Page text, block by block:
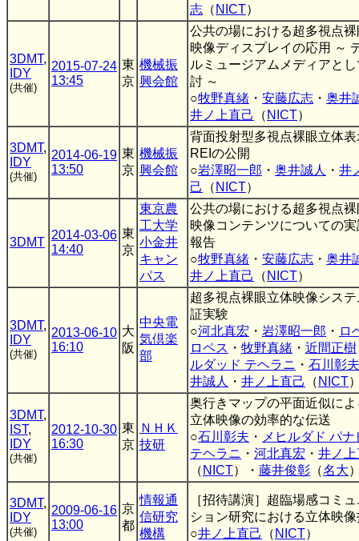
志 （ NICT）
3DMT,
IDY
(共催)
2015-07-24
13:45
東
京
機械振
興会館
公共の場における超多視点
映像ディスプレイの応用 ～
ルミュージアムメディアと
討 ～
○牧野真緒 ・ 安藤広志 ・ 奥井
井ノ上直己
（ NICT）
3DMT,
IDY
(共催)
2014-06-19
13:50
東
京
機械振
興会館
背面投射型多視点裸眼立体
REIの公開
○岩澤昭一郎 ・ 奥井誠人 ・ 井
己
（ NICT）
3DMT
2014-03-06
14:40
東
京
東京農
工大学
小金井
キャン
パス
公共の場における超多視点
映像コンテンツについての
報告
○牧野真緒 ・ 安藤広志 ・ 奥井
井ノ上直己
（ NICT）
3DMT,
IDY
(共催)
2013-06-10
16:10
大
阪
中央電
気倶楽
部
超多視点裸眼立体映像シス
証実験
○河北真宏 ・ 岩澤昭一郎 ・ ロ
ロペス ・ 牧野真緒 ・ 近間正樹
ルダッド テヘラニ ・ 石川彰夫
井誠人
・ 井ノ上直己 （ NICT
3DMT,
IST,
IDY
(共催)
2012-10-30
16:30
東
京
ＮＨＫ
技研
奥行きマップの平面近似に
立体映像の効率的な伝送
○石川彰夫 ・ メヒルダド パナ
テヘラニ ・ 河北真宏 ・ 井ノ
（ NICT）・ 藤井俊彰 （名大
3DMT,
IDY
(共催)
2009-06-16
13:00
京
都
情報通
信研究
機構
［招待講演］超臨場感コミ
ション研究における立体映
○井ノ上直己 （ NICT）